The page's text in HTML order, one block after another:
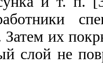
Затем их
слой не